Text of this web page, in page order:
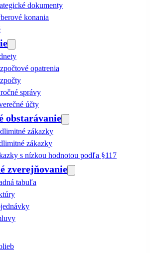
dokumenty
konania
opatrenia
správy
účty
obstarávanie
zákazky
zákazky
s nízkou hodnotou podľa §117
zverejňovanie
tabuľa